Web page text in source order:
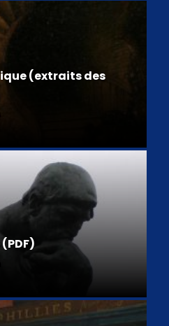
(extraits des